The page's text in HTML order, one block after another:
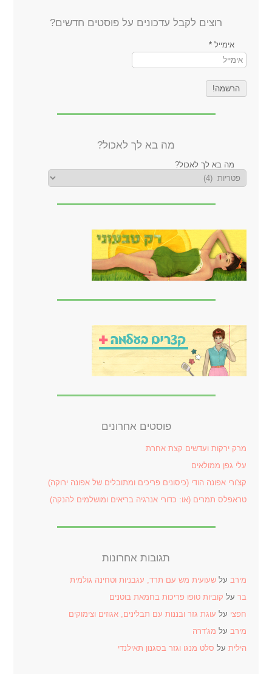
רוצים לקבל עדכונים על פוסטים חדשים?
אימייל*
מה בא לך לאכול?
מה בא לך לאכול?
פוסטים אחרונים
מרק ירקות ועדשים קצת אחרת
עלי גפן ממולאים
קצ'ורי אפונה הודי (כיסונים פריכים ומתובלים של אפונה ירוקה)
טראפלס תמרים (או: כדורי אנרגיה בריאים ומושלמים להנקה)
תגובות אחרונות
מירב עלשעועית מש עם תרד, עגבניות וטחינה גולמית
בר על קוביות טופו פריכות בחמאת בוטנים
חפצי על עוגת גזר ובננות עם תבלינים, אגוזים וצימוקים
מירב על מג'דרה
הילית על סלט מנגו וגזר בסגנון תאילנדי